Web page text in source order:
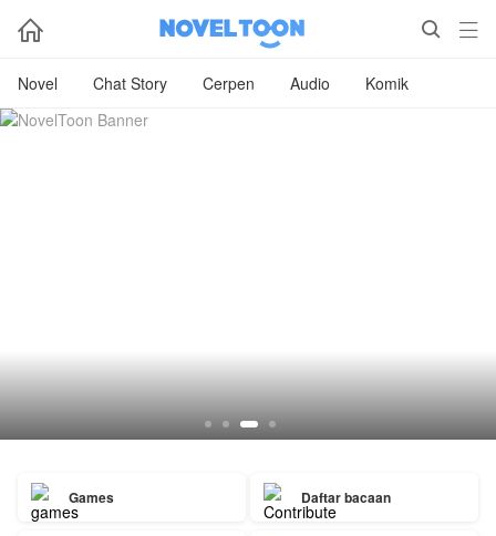
  
Novel Chat Story Cerpen Audio Komik
Games Daftar bacaan